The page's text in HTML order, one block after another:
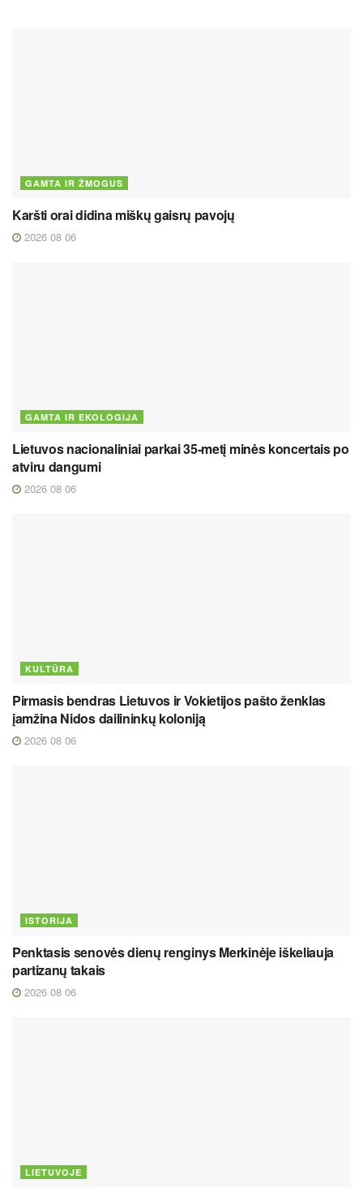
GAMTA IR ŽMOGUS
Karšti orai didina miškų gaisrų pavojų
2026 08 06
GAMTA IR EKOLOGIJA
Lietuvos nacionaliniai parkai 35-metį minės koncertais po
atviru dangumi
2026 08 06
KULTŪRA
Pirmasis bendras Lietuvos ir Vokietijos pašto ženklas
įamžina Nidos dailininkų koloniją
2026 08 06
ISTORIJA
Penktasis senovės dienų renginys Merkinėje iškeliauja
partizanų takais
2026 08 06
LIETUVOJE